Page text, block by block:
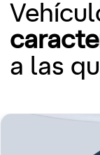
a las